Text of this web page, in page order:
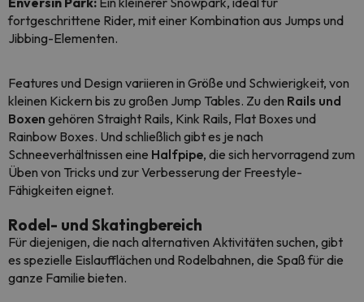
fortgeschrittene Rider, mit einer Kombination aus Jumps und
Jibbing-Elementen.
Features und Design variieren in Größe und Schwierigkeit, von
kleinen Kickern bis zu großen Jump Tables. Zu den Rails und
Boxen gehören Straight Rails, Kink Rails, Flat Boxes und
Rainbow Boxes. Und schließlich gibt es je nach
Schneeverhältnissen eine Halfpipe, die sich hervorragend zum
Üben von Tricks und zur Verbesserung der Freestyle-
Fähigkeiten eignet.
Rodel- und Skatingbereich
Für diejenigen, die nach alternativen Aktivitäten suchen, gibt
es spezielle Eislaufflächen und Rodelbahnen, die Spaß für die
ganze Familie bieten.